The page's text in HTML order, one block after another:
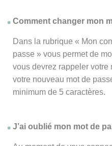
Comment changer mon
Dans la rubrique « Mon
passe » vous permet de
vous devrez rappeler votre
votre nouveau mot de
minimum de 5 caractères.
J’ai oublié mon mot de